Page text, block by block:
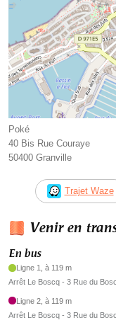
Poké
40 Bis Rue Couraye
50400 Granville
Trajet Waze
Venir en
En bus
Ligne 1, à 119 m
Arrêt Le Boscq - 3 Rue du
Ligne 2, à 119 m
Arrêt Le Boscq - 3 Rue du